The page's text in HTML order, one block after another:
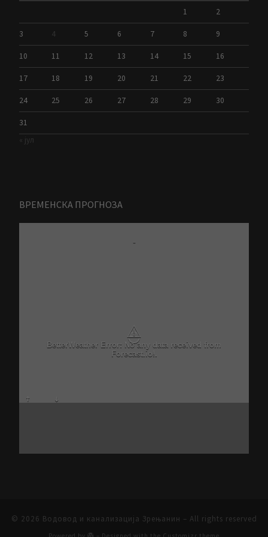
1 2
3 4 5 6 7 8 9
10 11 12 13 14 15 16
17 18 19 20 21 22 23
24 25 26 27 28 29 30
31
« јул
ВРЕМЕНСКА ПРОГНОЗА
-
⚠
BetterWeather Error: No any data received from
Forecast.io!.
© 2026 Водовод и канализација Зрењанин – All rights reserved